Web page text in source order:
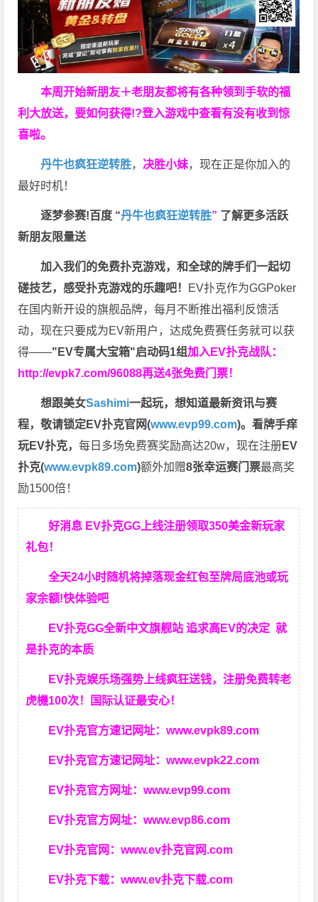
本周开始新朋友＋老朋友都将有各种领到手软的福
利大放送，要如何获得!?登入游戏中查看有没有收到惊
喜啦。
丹牛也疯狂逆转胜， 决胜小妹，现在正是你加入的
最好时机！
逐梦参赛!百度 “丹牛也疯狂逆转胜” 了解更多活跃
新朋友限量送
加入我们的免费扑克游戏，和全球的牌手们一起切
磋技艺，感受扑克游戏的乐趣吧！ EV扑克作为GGPoker
在国内新开设的旗舰品牌，每月不断推出福利反馈活
动，现在只要成为EV新用户，达成免费赛任务就可以获
得——"EV专属大宝箱"启动码1组加入EV扑克战队：
http://evpk7.com/96088再送4张免费门票！
想跟美女Sashimi一起玩，想知道最新资讯与赛
程，敬请锁定EV扑克官网(www.evp99.com)。看牌手痒
玩EV扑克，每日多场免费赛奖励高达20w，现在注册EV
扑克(www.evpk89.com)额外加赠8张幸运赛门票最高奖
励1500倍！
好消息 EV扑克GG上线注册领取350美金新玩家
礼包！
全天24小时随机将掉落现金红包至牌局底池或玩
家余额!快体验吧
EV扑克GG全新中文旗舰站 追求高EV的决定就
是扑克的本质
EV扑克娱乐场强势上线疯狂送钱，注册免费转老
虎機100次！国际认证最安心！
EV扑克官方速记网址：www.evpk89.com
EV扑克官方速记网址：www.evpk22.com
EV扑克官方网址：www.evp99.com
EV扑克官方网址：www.evp86.com
EV扑克官网：www.ev扑克官网.com
EV扑克下载：www.ev扑克下载.com